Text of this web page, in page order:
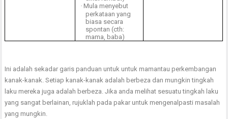
· Mula menyebut
perkataan yang
biasa secara
spontan (cth:
mama, baba)
Ini adalah sekadar garis panduan untuk untuk mamantau perkembangan
kanak-kanak. Setiap kanak-kanak adalah berbeza dan mungkin tingkah
laku mereka juga adalah berbeza. Jika anda melihat sesuatu tingkah laku
yang sangat berlainan, rujuklah pada pakar untuk mengenalpasti masalah
yang mungkin.